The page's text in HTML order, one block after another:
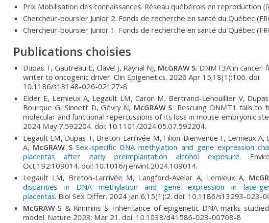
Prix Mobilisation des connaissances. Réseau québécois en reproduction
Chercheur-boursier Junior 2. Fonds de recherche en santé du Québec
Chercheur-boursier Junior 1. Fonds de recherche en santé du Québec
Publications choisies
Dupas T, Gautreau E, Clavel J, Raynal NJ, McGRAW S. DNMT3A in cancer:
writer to oncogenic driver. Clin Epigenetics. 2026 Apr 15;18(1):106. doi:
10.1186/s13148-026-02127-8
Elder E, Lemieux A, Legault LM, Caron M, Bertrand-Lehouillier V, Dupas
Bourque G, Sinnett D, Gévry N, McGRAW S Rescuing DNMT1 fails to
molecular and functional repercussions of its loss in mouse embryonic
2024 May 7:592204. doi: 10.1101/2024.05.07.592204.
Legault LM, Dupas T, Breton-Larrivée M, Filion-Bienvenue F, Lemieux A,
A, McGRAW S Sex-specific DNA methylation and gene expression
placentas after early preimplantation alcohol exposure.
Oct;192:109014. doi: 10.1016/j.envint.2024.109014.
Legault LM, Breton-Larrivée M, Langford-Avelar A, Lemieux A,
disparities in DNA methylation and gene expression in late-
placentas. Biol Sex Differ. 2024 Jan 6;15(1):2. doi: 10.1186/s13293-023-
McGRAWS & Kimmins S. Inheritance of epigenetic DNA marks
model. Nature 2023; Mar 21. doi: 10.1038/d41586-023-00708-8